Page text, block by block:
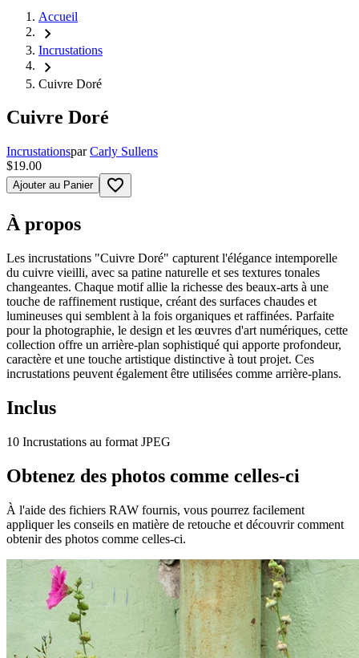
Accueil
chevron_right
Incrustations
chevron_right
Cuivre Doré
Cuivre Doré
Incrustationspar Carly Sullens
$19.00
Ajouter au Panier favorite_border
À propos
Les incrustations "Cuivre Doré" capturent l'élégance intemporelle
du cuivre vieilli, avec sa patine naturelle et ses textures tonales
changeantes. Chaque motif allie la richesse des beaux-arts à une
touche de raffinement rustique, créant des surfaces chaudes et
lumineuses qui semblent à la fois organiques et raffinées. Parfaite
pour la photographie, le design et les œuvres d'art numériques, cette
collection offre un arrière-plan sophistiqué qui apporte profondeur,
caractère et une touche artistique distinctive à tout projet. Ces
incrustations peuvent également être utilisées comme arrière-plans.
Inclus
10 Incrustations au format JPEG
Obtenez des photos comme celles-ci
À l'aide des fichiers RAW fournis, vous pourrez facilement
appliquer les conseils en matière de retouche et découvrir comment
obtenir des photos comme celles-ci.